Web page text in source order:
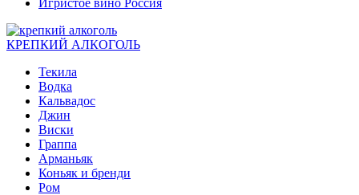
Игристое вино Россия
КРЕПКИЙ АЛКОГОЛЬ
Текила
Водка
Кальвадос
Джин
Виски
Граппа
Арманьяк
Коньяк и бренди
Ром